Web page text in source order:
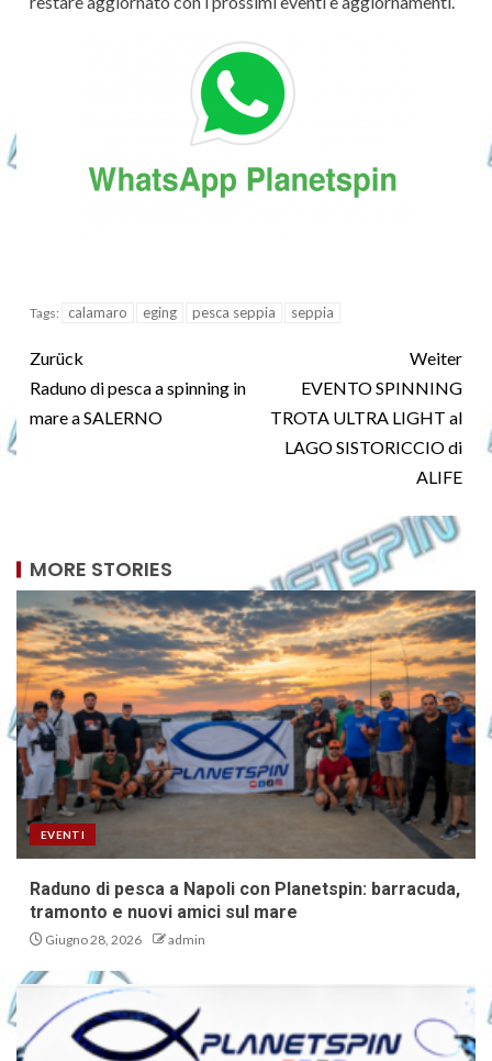
Tags: calamaro eging pesca seppia seppia
Zurück
Raduno di pesca a spinning in
mare a SALERNO
Weiter
EVENTO SPINNING
TROTA ULTRA LIGHT al
LAGO SISTORICCIO di
ALIFE
MORE STORIES
EVENTI
Raduno di pesca a Napoli con Planetspin: barracuda,
tramonto e nuovi amici sul mare
Giugno 28, 2026 admin